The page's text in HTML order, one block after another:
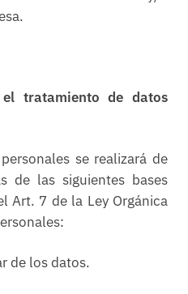
tratamiento de datos
se realizará de
de las siguientes bases
Art. 7 de la Ley Orgánica
de los datos.